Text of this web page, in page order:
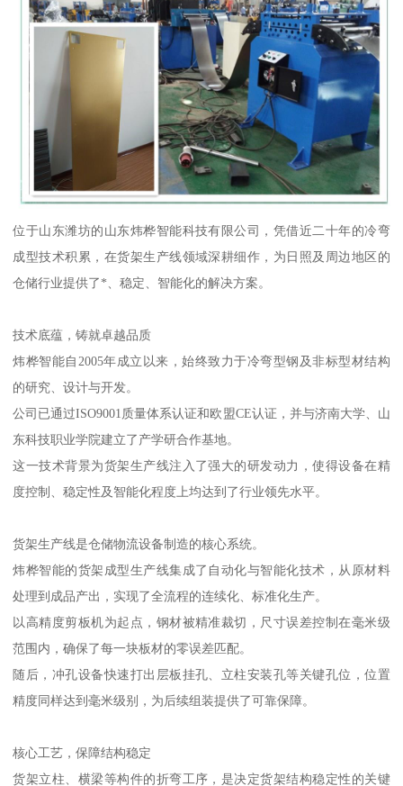
位于山东潍坊的山东炜桦智能科技有限公司，凭借近二十年的冷弯
成型技术积累，在货架生产线领域深耕细作，为日照及周边地区的
仓储行业提供了*、稳定、智能化的解决方案。
技术底蕴，铸就卓越品质
炜桦智能自2005年成立以来，始终致力于冷弯型钢及非标型材结构
的研究、设计与开发。
公司已通过ISO9001质量体系认证和欧盟CE认证，并与济南大学、山
东科技职业学院建立了产学研合作基地。
这一技术背景为货架生产线注入了强大的研发动力，使得设备在精
度控制、稳定性及智能化程度上均达到了行业领先水平。
货架生产线是仓储物流设备制造的核心系统。
炜桦智能的货架成型生产线集成了自动化与智能化技术，从原材料
处理到成品产出，实现了全流程的连续化、标准化生产。
以高精度剪板机为起点，钢材被精准裁切，尺寸误差控制在毫米级
范围内，确保了每一块板材的零误差匹配。
随后，冲孔设备快速打出层板挂孔、立柱安装孔等关键孔位，位置
精度同样达到毫米级别，为后续组装提供了可靠保障。
核心工艺，保障结构稳定
货架立柱、横梁等构件的折弯工序，是决定货架结构稳定性的关键